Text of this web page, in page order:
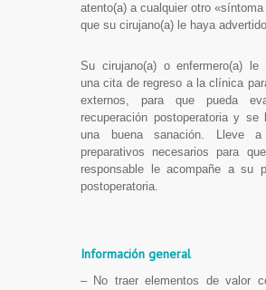
atento(a) a cualquier otro
que su cirujano(a) le haya
Su cirujano(a) o enfermero(a) le
una cita de regreso a la clínica
externos, para que pueda
recuperación postoperatoria y se
una buena sanación. Lleve
preparativos necesarios para
responsable le acompañe a su
postoperatoria.
Información general
– No traer elementos de valor